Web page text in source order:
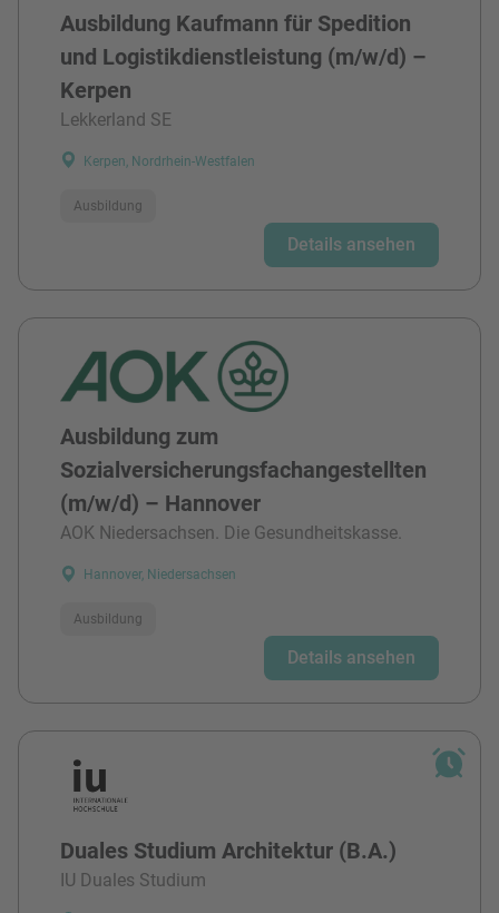
Ausbildung Kaufmann für Spedition
und Logistikdienstleistung (m/w/d) –
Kerpen
Lekkerland SE
Kerpen, Nordrhein-Westfalen
Ausbildung
Details ansehen
Ausbildung zum
Sozialversicherungsfachangestellten
(m/w/d) – Hannover
AOK Niedersachsen. Die Gesundheitskasse.
Hannover, Niedersachsen
Ausbildung
Details ansehen
Duales Studium Architektur (B.A.)
IU Duales Studium